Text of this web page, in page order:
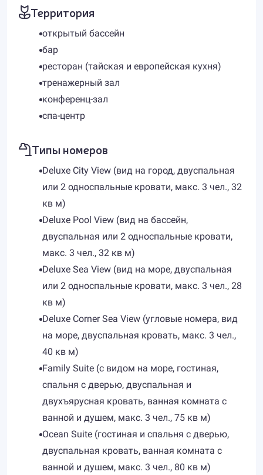
Территория
открытый бассейн
бар
ресторан (тайская и европейская кухня)
тренажерный зал
конференц-зал
спа-центр
Типы номеров
Deluxe City View (вид на город, двуспальная
или 2 односпальные кровати, макс. 3 чел., 32
кв м)
Deluxe Pool View (вид на бассейн,
двуспальная или 2 односпальные кровати,
макс. 3 чел., 32 кв м)
Deluxe Sea View (вид на море, двуспальная
или 2 односпальные кровати, макс. 3 чел., 28
кв м)
Deluxe Corner Sea View (угловые номера, вид
на море, двуспальная кровать, макс. 3 чел.,
40 кв м)
Family Suite (с видом на море, гостиная,
спальня с дверью, двуспальная и
двухъярусная кровать, ванная комната с
ванной и душем, макс. 3 чел., 75 кв м)
Ocean Suite (гостиная и спальня с дверью,
двуспальная кровать, ванная комната с
ванной и душем, макс. 3 чел., 80 кв м)